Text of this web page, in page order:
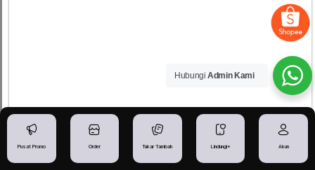
IBGADGETSTORE - Toko iPhone Pekalongan
Pusat Promo Order Tukar Tambah Lindungi+ Akun
Hubungi Admin Kami